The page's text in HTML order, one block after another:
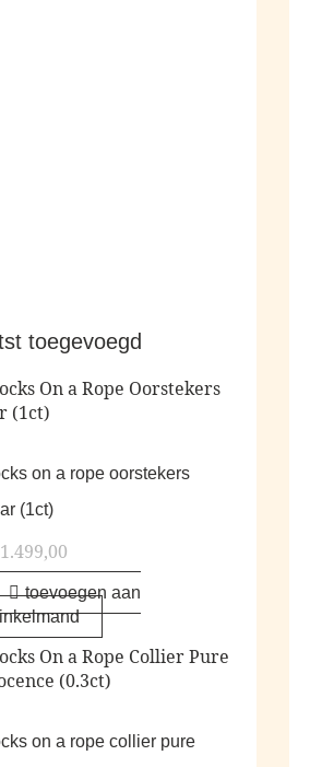
toegevoegd
on a rope oorstekers
(1ct)
1.499,00
toevoegen aan
on a rope collier pure